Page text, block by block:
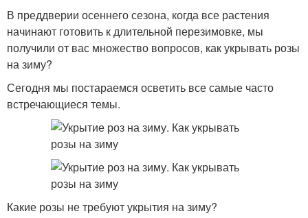
В преддверии осеннего сезона, когда все растения
начинают готовить к длительной перезимовке, мы
получили от вас множество вопросов, как укрывать розы
на зиму?
Сегодня мы постараемся осветить все самые часто
встречающиеся темы.
Какие розы не требуют укрытия на зиму?